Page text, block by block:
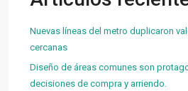
Nuevas líneas del metro duplicaron
cercanas
Diseño de áreas comunes son
decisiones de compra y arriendo.